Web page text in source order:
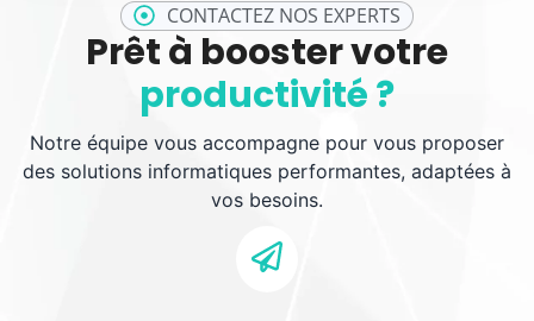
CONTACTEZ NOS EXPERTS
Prêt à booster votre
productivité ?
Notre équipe vous accompagne pour vous proposer
des solutions informatiques performantes, adaptées à
vos besoins.